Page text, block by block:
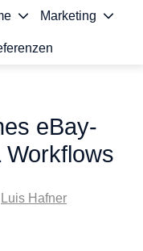
Marketing
eBay-
Luis Hafner